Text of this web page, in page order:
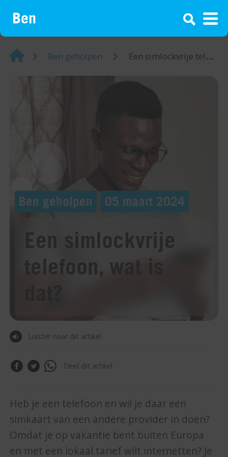
¡
Home Ben geholpen Een simlockvrije telefoon, wat is dat?
Ben geholpen 05 maart 2024
Een simlockvrije
telefoon, wat is
Luister naar dit artikel
Deel dit artikel
Heb je een telefoon en wil je daar een
simkaart van een andere provider in doen?
Omdat je op vakantie bent buiten Europa
en met een lokaal tarief wilt internetten? Je